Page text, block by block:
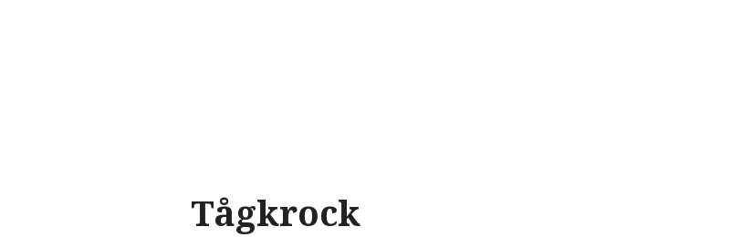
Tågkrock